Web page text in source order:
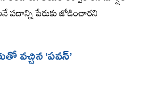
అనే పదాన్ని పేరుకు జోడించారని
వచ్చిన ‘పవన్’